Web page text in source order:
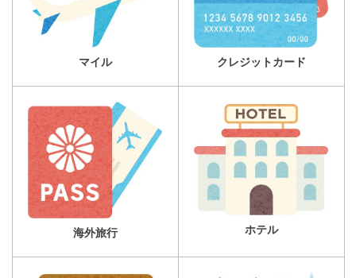
マイル クレジットカード
海外旅行 ホテル